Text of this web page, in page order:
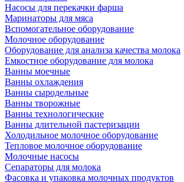
Насосы для перекачки фарша
Маринаторы для мяса
Вспомогательное оборудование
Молочное оборудование
Оборудование для анализа качества молока
Емкостное оборудование для молока
Ванны моечные
Ванны охлаждения
Ванны сыродельные
Ванны творожные
Ванны технологические
Ванны длительной пастеризации
Холодильное молочное оборудование
Тепловое молочное оборудование
Молочные насосы
Сепараторы для молока
Фасовка и упаковка молочных продуктов